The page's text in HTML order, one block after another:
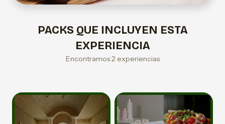
PACKS QUE INCLUYEN ESTA
EXPERIENCIA
Encontramos 2 experiencias